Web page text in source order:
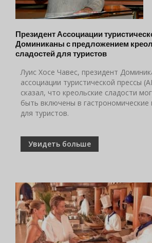
Президент Ассоциации
Доминиканы с предложением
сладостей для туристов
Луис Хосе Чавес, президент
ассоциации туристической прессы
сказал, что креольские сладости
быть включены в гастрономические
для туристов.
Увидеть больше